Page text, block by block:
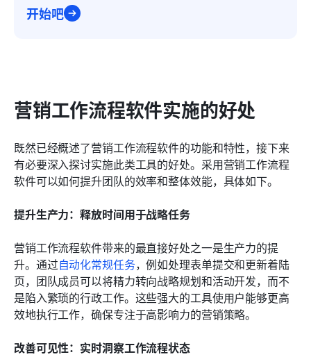
开始吧
营销工作流程软件实施的好处
既然已经概述了营销工作流程软件的功能和特性，接下来
有必要深入探讨实施此类工具的好处。采用营销工作流程
软件可以如何提升团队的效率和整体效能，具体如下。
提升生产力：释放时间用于战略任务
营销工作流程软件带来的最直接好处之一是生产力的提
升。通过自动化常规任务，例如处理表单提交和更新着陆
页，团队成员可以将精力转向战略规划和活动开发，而不
是陷入繁琐的行政工作。这些强大的工具使用户能够更高
效地执行工作，确保专注于高影响力的营销策略。
改善可见性：实时洞察工作流程状态